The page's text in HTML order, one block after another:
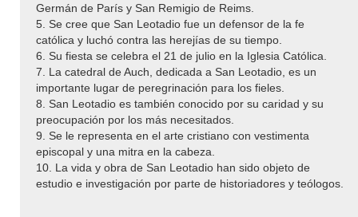
Germán de París y San Remigio de Reims.
5. Se cree que San Leotadio fue un defensor de la fe
católica y luchó contra las herejías de su tiempo.
6. Su fiesta se celebra el 21 de julio en la Iglesia Católica.
7. La catedral de Auch, dedicada a San Leotadio, es un
importante lugar de peregrinación para los fieles.
8. San Leotadio es también conocido por su caridad y su
preocupación por los más necesitados.
9. Se le representa en el arte cristiano con vestimenta
episcopal y una mitra en la cabeza.
10. La vida y obra de San Leotadio han sido objeto de
estudio e investigación por parte de historiadores y teólogos.